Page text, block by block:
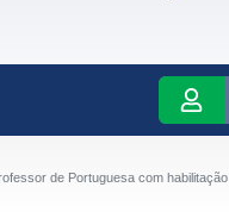
de Portuguesa com